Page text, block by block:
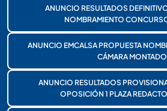
ANUNCIO RESULTADOS
NOMBRAMIENTO
ANUNCIO EMCALSA PROPUESTA
CÁMARA
ANUNCIO RESULTADOS
OPOSICIÓN 1 PLAZA